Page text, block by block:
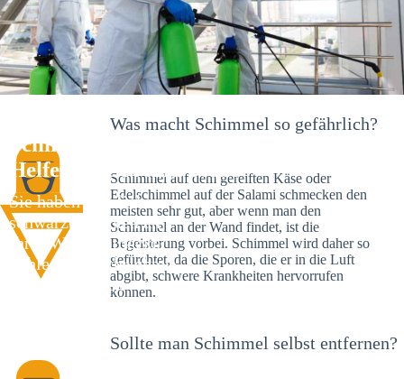
Schimmelexperte in Mainz – Ihr
Helfer an Ort und Stelle
Sie haben kürzlich
schwarze Flecken an
Ihrer Wand entdeckt?
Schlechte Nachrichten:
Sie haben einen
Was macht Schimmel so gefährlich?
Schimmel auf dem gereiften Käse oder
Edelschimmel auf der Salami schmecken den
meisten sehr gut, aber wenn man den
Schimmel an der Wand findet, ist die
Begeisterung vorbei. Schimmel wird daher so
gefürchtet, da die Sporen, die er in die Luft
abgibt, schwere Krankheiten hervorrufen
können.
Sollte man Schimmel selbst entfernen?